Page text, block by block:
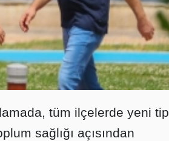
tüm ilçelerde yeni tip
sağlığı açısından